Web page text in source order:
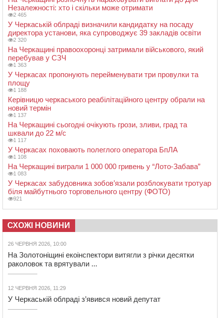
Незалежності: хто і скільки може отримати
2 465
У Черкаській облраді визначили кандидатку на посаду
директора установи, яка супроводжує 39 закладів освіти
2 320
На Черкащині правоохоронці затримали військового, який
перебував у СЗЧ
1 363
У Черкасах пропонують перейменувати три провулки та
площу
1 188
Керівницю черкаського реабілітаційного центру обрали на
новий термін
1 137
На Черкащині сьогодні очікують грози, зливи, град та
шквали до 22 м/с
1 117
У Черкасах поховають полеглого оператора БпЛА
1 108
На Черкащині виграли 1 000 000 гривень у “Лото-Забава”
1 083
У Черкасах забудовника зобов’язали розблокувати тротуар
біля майбутнього торговельного центру (ФОТО)
921
СХОЖІ НОВИНИ
26 ЧЕРВНЯ 2026, 10:00
На Золотоніщині екоінспектори витягли з річки десятки
раколовок та врятували ...
12 ЧЕРВНЯ 2026, 11:29
У Черкаській облраді з’явився новий депутат